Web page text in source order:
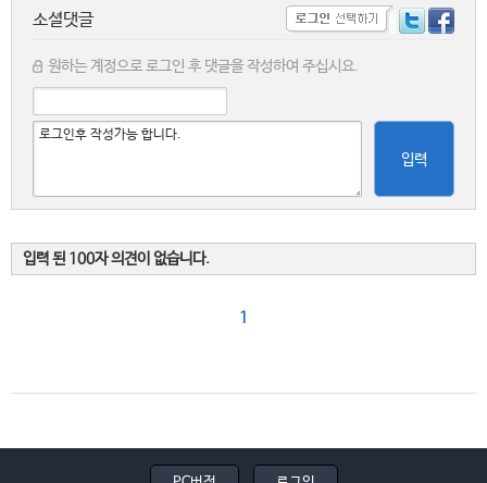
소셜댓글
원하는 계정으로 로그인 후 댓글을 작성하여 주십시요.
입력
입력 된 100자 의견이 없습니다.
1